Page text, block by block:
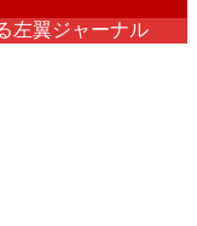
左翼ジャーナル